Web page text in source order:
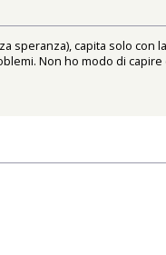
speranza), capita solo
Non ho modo di